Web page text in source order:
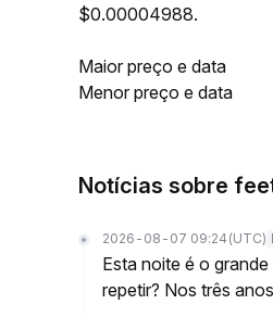
$0.00004988.
Maior preço e data
Menor preço e data
Notícias sobre
2026-08-07 09:24 (UTC)
Esta noite é o
repetir? Nos três